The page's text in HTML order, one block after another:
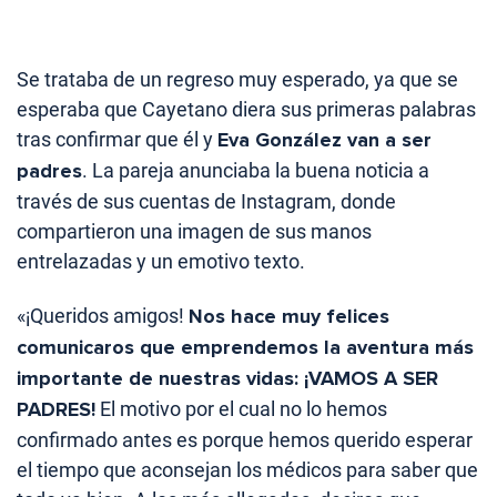
Se trataba de un regreso muy esperado, ya que se
esperaba que Cayetano diera sus primeras palabras
tras confirmar que él y Eva González van a ser
padres. La pareja anunciaba la buena noticia a
través de sus cuentas de Instagram, donde
compartieron una imagen de sus manos
entrelazadas y un emotivo texto.
«¡Queridos amigos! Nos hace muy felices
comunicaros que emprendemos la aventura más
importante de nuestras vidas: ¡VAMOS A SER
PADRES! El motivo por el cual no lo hemos
confirmado antes es porque hemos querido esperar
el tiempo que aconsejan los médicos para saber que